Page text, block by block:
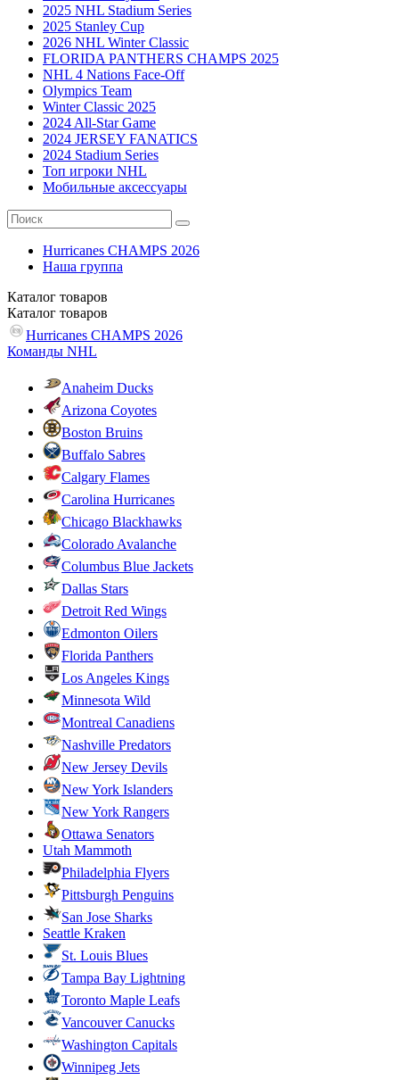
2025 NHL Stadium Series
2025 Stanley Cup
2026 NHL Winter Classic
FLORIDA PANTHERS CHAMPS 2025
NHL 4 Nations Face-Off
Olympics Team
Winter Classic 2025
2024 All-Star Game
2024 JERSEY FANATICS
2024 Stadium Series
Топ игроки NHL
Мобильные аксессуары
Hurricanes CHAMPS 2026
Наша группа
Каталог товаров
Каталог товаров
Hurricanes CHAMPS 2026
Команды NHL
Anaheim Ducks
Arizona Coyotes
Boston Bruins
Buffalo Sabres
Calgary Flames
Carolina Hurricanes
Chicago Blackhawks
Colorado Avalanche
Columbus Blue Jackets
Dallas Stars
Detroit Red Wings
Edmonton Oilers
Florida Panthers
Los Angeles Kings
Minnesota Wild
Montreal Canadiens
Nashville Predators
New Jersey Devils
New York Islanders
New York Rangers
Ottawa Senators
Utah Mammoth
Philadelphia Flyers
Pittsburgh Penguins
San Jose Sharks
Seattle Kraken
St. Louis Blues
Tampa Bay Lightning
Toronto Maple Leafs
Vancouver Canucks
Washington Capitals
Winnipeg Jets